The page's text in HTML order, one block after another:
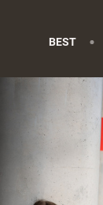
BEST